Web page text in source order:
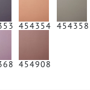
454354 454358
454908